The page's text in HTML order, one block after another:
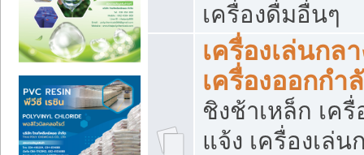
เครื่องดื่มอื่นๆ
เครื่องเล่นกล
เครื่องออกกำ
ชิงช้าเหล็ก เค
แจ้ง เครื่องเล่น